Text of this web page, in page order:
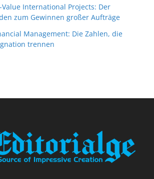
International Projects: Der
zum Gewinnen großer Aufträge
Management: Die Zahlen, die
trennen